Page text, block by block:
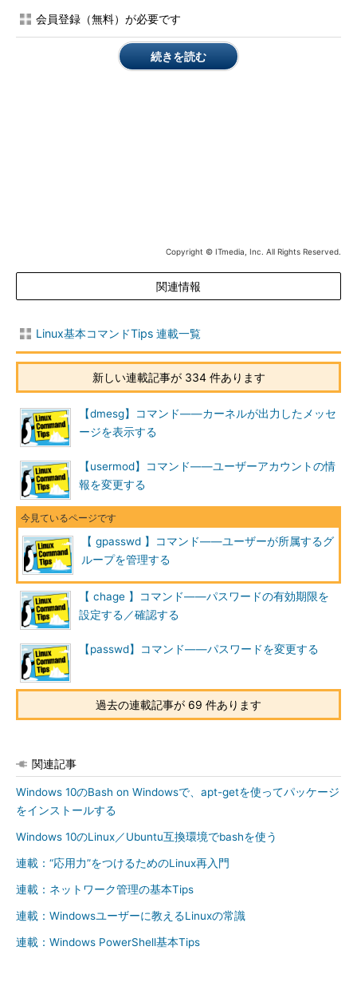
ョン
--add ユーザー
ユーザーをグループに所属させる
--delete ユーザー
ユーザーをグループのメンバーから外す
【※】複数のオプションは同時に使用できま
せん（「-A」と「-M」オプションの組み合
わせのみ可能）
【※】オプションを指定しない場合はグルー
終了）
ユーザーの所属グループを増やす
ユーザーの現在の所属グループはそのままにして、新たに別の
グループにも所属させたい場合には、「
グループ名」と実行します。
例えば、「 sudo」コマンド（本連載第68回）の実行が許可さ
れた「sudoers」グループがあり、ユーザー「study」を
「sudoers」グループに入れたい場合は「
sudoers」と指定します。
gpasswdコマンドは“グループの情報を管理するコマンド”なの
で、「-a」オプションは「グループにユーザーを追加する」とい
う意味になります。また、「
れば、「ユーザーstudyは今まで所属していたグループはそのま
まに、新たにsudoersグループにも所属させる」ということにな
ります。
みです。新たにグループを作成し、そこにメンバーを追加したい
場合は、「groupadd 新規グループ
」コマンドで先にグループを
作成してから、gpasswdコマンドを実行してください。
gpasswd -a ユーザー名 グループ名
（ユーザーをグループのメンバーに追加する（root権限が必
要））
会員登録（無料）が必要です
続きを読む
Copyright © ITmedia, Inc. All Rights Reserved.
関連情報
Linux基本コマンドTips 連載一覧
新しい連載記事が 334 件あります
【dmesg】コマンド――カーネルが出力したメッセ
ージを表示する
【usermod】コマンド――ユーザーアカウントの情
報を変更する
【 gpasswd 】コマンド――ユーザーが所属するグ
ループを管理する
【 chage 】コマンド――パスワードの有効期限を
設定する／確認する
【passwd】コマンド――パスワードを変更する
過去の連載記事が 69 件あります
関連記事
Windows 10のBash on Windowsで、apt-getを使ってパッケージ
をインストールする
Windows 10のLinux／Ubuntu互換環境でbashを使う
連載：“応用力”をつけるためのLinux再入門
連載：ネットワーク管理の基本Tips
連載：Windowsユーザーに教えるLinuxの常識
連載：Windows PowerShell基本Tips